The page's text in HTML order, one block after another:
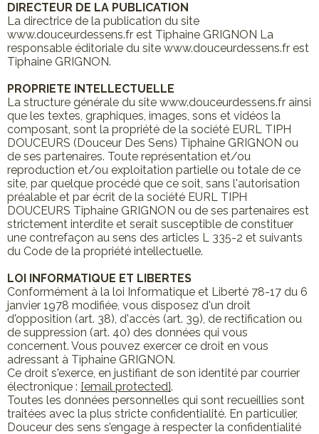
DIRECTEUR DE LA PUBLICATION
La directrice de la publication du site
www.douceurdessens.fr est Tiphaine GRIGNON La
responsable éditoriale du site www.douceurdessens.fr est
Tiphaine GRIGNON.
PROPRIETE INTELLECTUELLE
La structure générale du site www.douceurdessens.fr ainsi
que les textes, graphiques, images, sons et vidéos la
composant, sont la propriété de la société EURL TIPH
DOUCEURS (Douceur Des Sens) Tiphaine GRIGNON ou
de ses partenaires. Toute représentation et/ou
reproduction et/ou exploitation partielle ou totale de ce
site, par quelque procédé que ce soit, sans l'autorisation
préalable et par écrit de la société EURL TIPH
DOUCEURS Tiphaine GRIGNON ou de ses partenaires est
strictement interdite et serait susceptible de constituer
une contrefaçon au sens des articles L 335-2 et suivants
du Code de la propriété intellectuelle.
LOI INFORMATIQUE ET LIBERTES
Conformément à la loi Informatique et Liberté 78-17 du 6
janvier 1978 modifiée, vous disposez d'un droit
d'opposition (art. 38), d'accès (art. 39), de rectification ou
de suppression (art. 40) des données qui vous
concernent. Vous pouvez exercer ce droit en vous
adressant à Tiphaine GRIGNON.
Ce droit s'exerce, en justifiant de son identité par courrier
électronique : [email protected].
Toutes les données personnelles qui sont recueillies sont
traitées avec la plus stricte confidentialité. En particulier,
Douceur des sens s’engage à respecter la confidentialité